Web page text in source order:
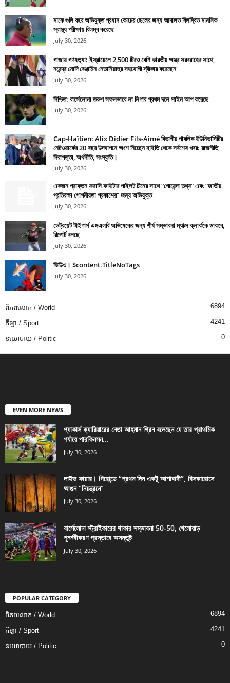
মাকে গুলি করে অভিযুক্ত প্রধান কোচের ছেলের জন্য আদালত বিলম্বিত মানসিক
স্বাস্থ্য পরীক্ষায় বিলম্ব করেছে
July 30, 2026
গাজায় গণহত্যা: ইস্রায়েলে 2,500 টিরও বেশি ভারতীয় অস্ত্র সরবরাহের সাথে,
নরেন্দ্র মোদি বেঞ্জামিন নেতানিয়াহুর সহযোগী স্বীকার করেছেন
July 30, 2026
নিশ্চিত: বার্সেলোনা তরুণ সফলভাবে লা লিগার প্রথম দলে সাইন আপ করেছে
July 30, 2026
Cap-Haïtien: Alix Didier Fils-Aimé বিভাগীয় পাবলিক ইউনিভার্সিটির
নেটওয়ার্কের 20 বছর উদযাপনে অংশ নিচ্ছেন হাইতি থেকে সর্বশেষ খবর: রাজনীতি,
নিরাপত্তা, অর্থনীতি, সংস্কৃতি।
July 30, 2026
একজন প্রাক্তন ফরাসি ফাইটার পাইলট চীনের সাথে “গোয়েন্দা তথ্য” এবং “জাতীয়
প্রতিরক্ষা গোপনীয়তা প্রকাশের” জন্য অভিযুক্ত
July 30, 2026
ডেট্রয়েট টাইগার্স এমএলবি অভিষেকের জন্য শীর্ষ সম্ভাবনা ম্যাক্স ক্লার্ককে ডাকবে,
রিপোর্ট বলছে
July 30, 2026
ভিডিও। $content.TitleNoTags
July 30, 2026
ពិភពលោក / World 6894
កីឡា / Sport 4241
នយោបាយ / Politic 0
EVEN MORE NEWS
প্যাকার্স ক্যারিয়ারের নেতা আহমান গ্রিন বলেছেন যে তার প্রাথমিক
পর্যায়ে পারকিনসন...
July 30, 2026
লাইভ ফায়ার। গিরোন্ডে “প্রথম দিন একটু আশাবাদী”, বিসকারোসে
আগুন “নিয়ন্ত্রনে”
July 30, 2026
বার্সেলোনা স্ট্রাইকারের থাকার সম্ভাবনা 50-50, খেলোয়াড়
পুনর্নবীকরণ প্রস্তাবে অসন্তুষ্ট
July 30, 2026
POPULAR CATEGORY
ពិភពលោក / World 6894
កីឡា / Sport 4241
នយោបាយ / Politic 0